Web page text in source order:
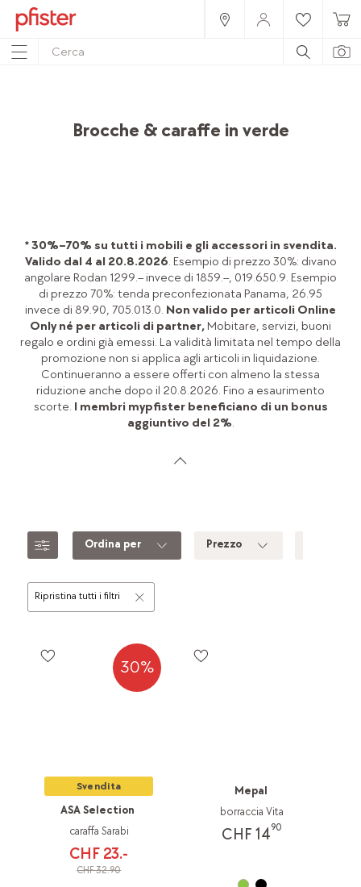
Brocche & caraffe in verde
* 30%–70% su tutti i mobili e gli accessori in svendita.
Valido dal 4 al 20.8.2026. Esempio di prezzo 30%: divano
angolare Rodan 1299.– invece di 1859.–, 019.650.9. Esempio
di prezzo 70%: tenda preconfezionata Panama, 26.95
invece di 89.90, 705.013.0. Non valido per articoli Online
Only né per articoli di partner, Mobitare, servizi, buoni
regalo e ordini già emessi. La validità limitata nel tempo della
promozione non si applica agli articoli in liquidazione.
Continueranno a essere offerti con almeno la stessa
riduzione anche dopo il 20.8.2026. Fino a esaurimento
scorte. I membri mypfister beneficiano di un bonus
aggiuntivo del 2%.
Ordina per Prezzo
Ripristina tutti i filtri
30%
Svendita
ASA Selection
caraffa Sarabi
CHF 23.-
CHF 32.90
Mepal
borraccia Vita
CHF 1490